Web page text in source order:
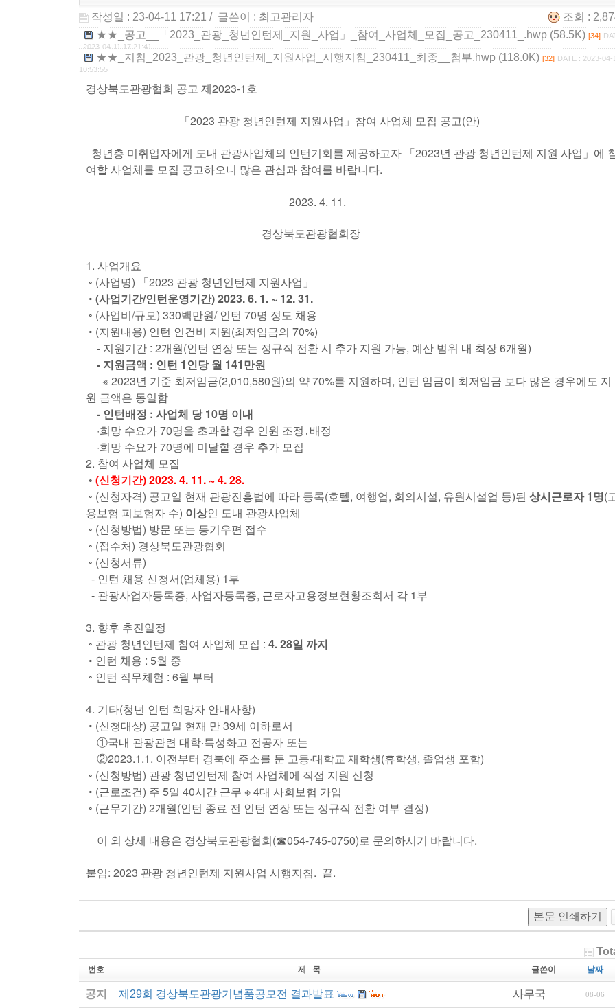
작성일 : 23-04-11 17:21 / 글쓴이 : 최고관리자
조회 :
★★_공고__「2023_관광_청년인턴제_지원_사업」_참여_사업체_모집_공고_230411_.hwp (58.5K) [34]
: 2023-04-11 17:21:41
★★_지침_2023_관광_청년인턴제_지원사업_시행지침_230411_최종__첨부.hwp (118.0K) [32] DATE : 2023-04-
10:53:55
경상북도관광협회 공고 제2023-1호
「2023 관광 청년인턴제 지원사업」참여 사업체 모집 공고(안)
청년층 미취업자에게 도내 관광사업체의 인턴기회를 제공하고자 「2023년 관광 청년인턴제 지원 사업」에
여할 사업체를 모집 공고하오니 많은 관심과 참여를 바랍니다.
2023. 4. 11.
경상북도관광협회장
1. 사업개요
◦ (사업명) 「2023 관광 청년인턴제 지원사업」
◦ (사업기간/인턴운영기간)2023. 6. 1. ~ 12. 31.
◦ (사업비/규모) 330백만원/ 인턴 70명 정도 채용
◦ (지원내용) 인턴 인건비 지원(최저임금의 70%)
- 지원기간 : 2개월(인턴 연장 또는 정규직 전환 시 추가 지원 가능, 예산 범위 내 최장 6개월)
- 지원금액 : 인턴 1인당 월 141만원
※ 2023년 기준 최저임금(2,010,580원)의 약 70%를 지원하며, 인턴 임금이 최저임금 보다 많은 경우에도 지
원 금액은 동일함
- 인턴배정 : 사업체 당 10명 이내
·희망 수요가 70명을 초과할 경우 인원 조정․배정
·희망 수요가 70명에 미달할 경우 추가 모집
2. 참여 사업체 모집
◦ (신청기간)2023. 4. 11. ~ 4. 28.
◦ (신청자격) 공고일 현재 관광진흥법에 따라 등록(호텔, 여행업, 회의시설, 유원시설업 등)된 상시근로자 1명(
용보험 피보험자 수) 이상인 도내 관광사업체
◦ (신청방법) 방문 또는 등기우편 접수
◦ (접수처) 경상북도관광협회
◦ (신청서류)
- 인턴 채용 신청서(업체용) 1부
- 관광사업자등록증, 사업자등록증, 근로자고용정보현황조회서 각 1부
3. 향후 추진일정
◦ 관광 청년인턴제 참여 사업체 모집 : 4. 28일 까지
◦ 인턴 채용 : 5월 중
◦ 인턴 직무체험 : 6월 부터
4. 기타(청년 인턴 희망자 안내사항)
◦ (신청대상) 공고일 현재 만 39세 이하로서
①국내 관광관련 대학·특성화고 전공자 또는
②2023.1.1. 이전부터 경북에 주소를 둔 고등·대학교 재학생(휴학생, 졸업생 포함)
◦ (신청방법) 관광 청년인턴제 참여 사업체에 직접 지원 신청
◦ (근로조건) 주 5일 40시간 근무 ※ 4대 사회보험 가입
◦ (근무기간) 2개월(인턴 종료 전 인턴 연장 또는 정규직 전환 여부 결정)
이 외 상세 내용은 경상북도관광협회(☎054-745-0750)로 문의하시기 바랍니다.
붙임: 2023 관광 청년인턴제 지원사업 시행지침. 끝.
본문 인쇄하기
번호 제 목 글쓴이 날짜
공지 제29회 경상북도관광기념품공모전 결과발표 사무국 08-06